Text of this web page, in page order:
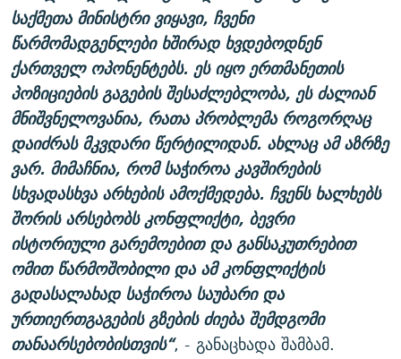
საქმეთა მინისტრი ვიყავი, ჩვენი
წარმომადგენლები ხშირად ხვდებოდნენ
ქართველ ოპონენტებს. ეს იყო ერთმანეთის
პოზიციების გაგების შესაძლებლობა, ეს ძალიან
მნიშვნელოვანია, რათა პრობლემა როგორღაც
დაიძრას მკვდარი წერტილიდან. ახლაც ამ აზრზე
ვარ. მიმაჩნია, რომ საჭიროა კავშირების
სხვადასხვა არხების ამოქმედება. ჩვენს ხალხებს
შორის არსებობს კონფლიქტი, ბევრი
ისტორიული გარემოებით და განსაკუთრებით
ომით წარმოშობილი და ამ კონფლიქტის
გადასალახად საჭიროა საუბარი და
ურთიერთგაგების გზების ძიება შემდგომი
თანაარსებობისთვის“, - განაცხადა შამბამ.